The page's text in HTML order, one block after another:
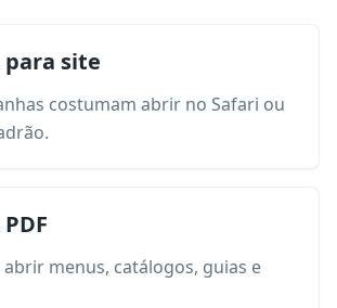
para site
costumam abrir no Safari ou
abrir menus, catálogos, guias e